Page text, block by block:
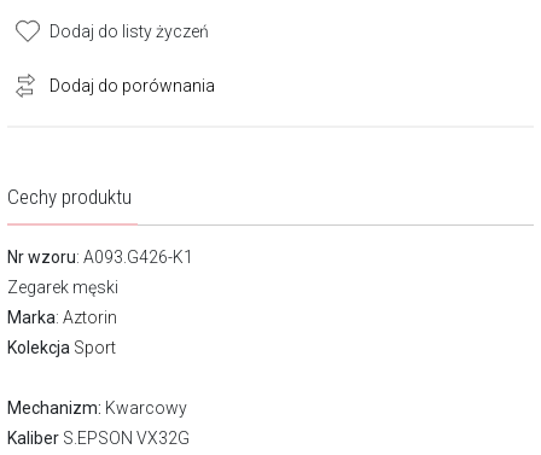
Cechy produktu
Nr wzoru: A093.G426-K1
Zegarek męski
Marka: Aztorin
Kolekcja Sport
Mechanizm: Kwarcowy
Kaliber S.EPSON VX32G
Dodaj do listy życzeń
Dodaj do porównania